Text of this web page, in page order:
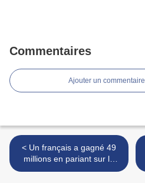
Commentaires
Ajouter un commentaire
< Un français a gagné 49
millions en pariant sur la
victoire de Trump grâce aux